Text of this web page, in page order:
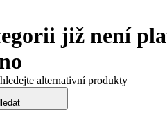
již není
alternativní produkty